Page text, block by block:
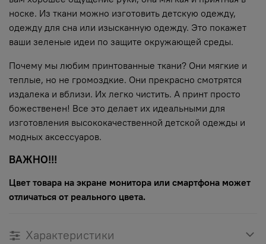
носке. Из ткани можно изготовить детскую одежду,
одежду для сна или изысканную одежду. Это покажет
ваши зеленые идеи по защите окружающей среды.
Почему мы любим принтованные ткани? Они мягкие и
теплые, но не громоздкие. Они прекрасно смотрятся
издалека и вблизи. Их легко чистить. А принт просто
божественен! Все это делает их идеальными для
изготовления высококачественной детской одежды и
модных аксессуаров.
ВАЖНО!!!
Цвет товара на экране монитора или смартфона может
отличаться от реального цвета.
Характеристики